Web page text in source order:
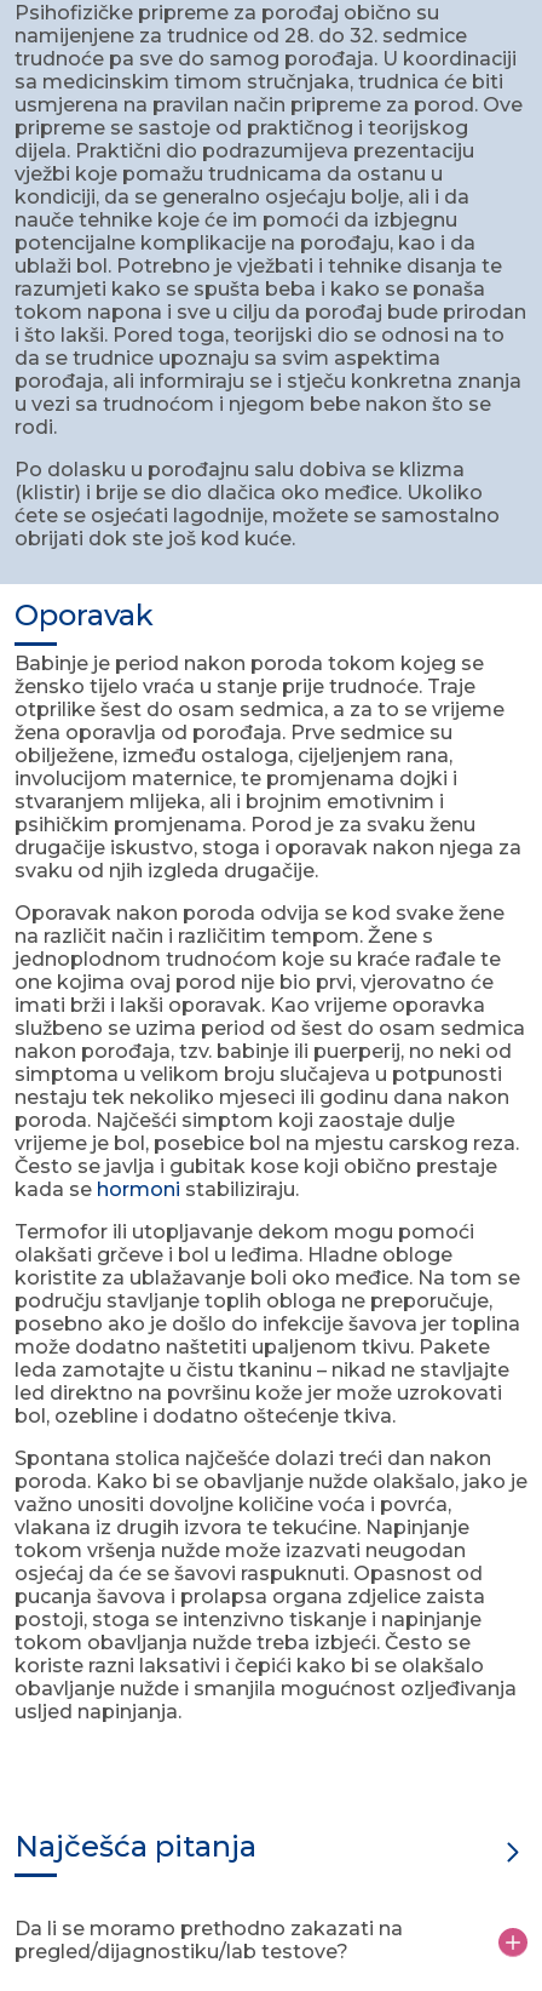
Psihofizičke pripreme za porođaj obično su
namijenjene za trudnice od 28. do 32. sedmice
trudnoće pa sve do samog porođaja. U koordinaciji
sa medicinskim timom stručnjaka, trudnica će biti
usmjerena na pravilan način pripreme za porod. Ove
pripreme se sastoje od praktičnog i teorijskog
dijela. Praktični dio podrazumijeva prezentaciju
vježbi koje pomažu trudnicama da ostanu u
kondiciji, da se generalno osjećaju bolje, ali i da
nauče tehnike koje će im pomoći da izbjegnu
potencijalne komplikacije na porođaju, kao i da
ublaži bol. Potrebno je vježbati i tehnike disanja te
razumjeti kako se spušta beba i kako se ponaša
tokom napona i sve u cilju da porođaj bude prirodan
i što lakši. Pored toga, teorijski dio se odnosi na to
da se trudnice upoznaju sa svim aspektima
porođaja, ali informiraju se i stječu konkretna znanja
u vezi sa trudnoćom i njegom bebe nakon što se
rodi.
Po dolasku u porođajnu salu dobiva se klizma
(klistir) i brije se dio dlačica oko međice. Ukoliko
ćete se osjećati lagodnije, možete se samostalno
obrijati dok ste još kod kuće.
Oporavak
Babinje je period nakon poroda tokom kojeg se
žensko tijelo vraća u stanje prije trudnoće. Traje
otprilike šest do osam sedmica, a za to se vrijeme
žena oporavlja od porođaja. Prve sedmice su
obilježene, između ostaloga, cijeljenjem rana,
involucijom maternice, te promjenama dojki i
stvaranjem mlijeka, ali i brojnim emotivnim i
psihičkim promjenama. Porod je za svaku ženu
drugačije iskustvo, stoga i oporavak nakon njega za
svaku od njih izgleda drugačije.
Oporavak nakon poroda odvija se kod svake žene
na različit način i različitim tempom. Žene s
jednoplodnom trudnoćom koje su kraće rađale te
one kojima ovaj porod nije bio prvi, vjerovatno će
imati brži i lakši oporavak. Kao vrijeme oporavka
službeno se uzima period od šest do osam sedmica
nakon porođaja, tzv. babinje ili puerperij, no neki od
simptoma u velikom broju slučajeva u potpunosti
nestaju tek nekoliko mjeseci ili godinu dana nakon
poroda. Najčešći simptom koji zaostaje dulje
vrijeme je bol, posebice bol na mjestu carskog reza.
Često se javlja i gubitak kose koji obično prestaje
kada se hormoni stabiliziraju.
Termofor ili utopljavanje dekom mogu pomoći
olakšati grčeve i bol u leđima. Hladne obloge
koristite za ublažavanje boli oko međice. Na tom se
području stavljanje toplih obloga ne preporučuje,
posebno ako je došlo do infekcije šavova jer toplina
može dodatno naštetiti upaljenom tkivu. Pakete
leda zamotajte u čistu tkaninu – nikad ne stavljajte
led direktno na površinu kože jer može uzrokovati
bol, ozebline i dodatno oštećenje tkiva.
Spontana stolica najčešće dolazi treći dan nakon
poroda. Kako bi se obavljanje nužde olakšalo, jako je
važno unositi dovoljne količine voća i povrća,
vlakana iz drugih izvora te tekućine. Napinjanje
tokom vršenja nužde može izazvati neugodan
osjećaj da će se šavovi raspuknuti. Opasnost od
pucanja šavova i prolapsa organa zdjelice zaista
postoji, stoga se intenzivno tiskanje i napinjanje
tokom obavljanja nužde treba izbjeći. Često se
koriste razni laksativi i čepići kako bi se olakšalo
obavljanje nužde i smanjila mogućnost ozljeđivanja
usljed napinjanja.
Najčešća pitanja
Da li se moramo prethodno zakazati na
pregled/dijagnostiku/lab testove?